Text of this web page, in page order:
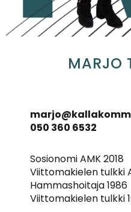
MARJO
050 360 6532
Sosionomi AMK 2018
Viittomakielen tulkki
Hammashoitaja 1986
Viittomakielen tulkki